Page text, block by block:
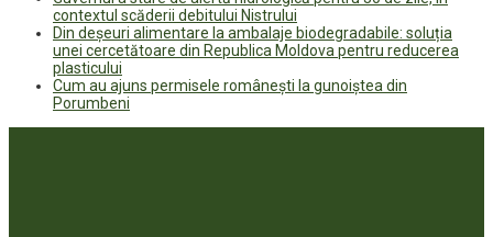
contextul scăderii debitului Nistrului
Din deșeuri alimentare la ambalaje biodegradabile: soluția
unei cercetătoare din Republica Moldova pentru reducerea
plasticului
Cum au ajuns permisele românești la gunoiștea din
Porumbeni